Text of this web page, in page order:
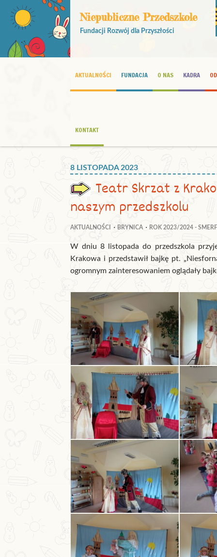
Niepubliczne Przedszkole
Fundacji Rozwój dla Przyszłości
AKTUALNOŚCI FUNDACJA O NAS KADRA
KONTAKT
8 LISTOPADA 2023
Teatr Skrzat z
naszym przedszkolu
AKTUALNOŚCI BRYNICA ROK 2023/2024 -
W dniu 8 listopada do przedszkola
Krakowa i przedstawił bajkę pt.
ogromnym zainteresowaniem oglądały